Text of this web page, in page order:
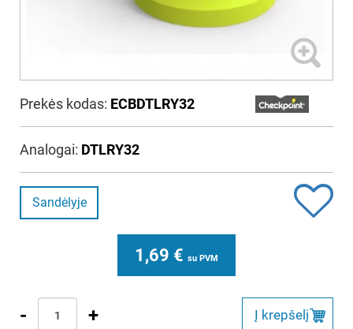
Prekės kodas: ECBDTLRY32
Analogai: DTLRY32
Sandėlyje
1,69 € su PVM
- + Į krepšelį